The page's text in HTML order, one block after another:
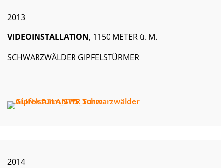
2013
VIDEOINSTALLATION, 1150 METER ü. M.
SCHWARZWÄLDER GIPFELSTÜRMER
2014